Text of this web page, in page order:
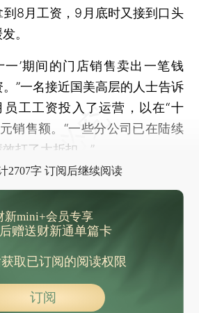
8月工资，9月底时又接到口头
。
一’期间的门店销售卖出一笔钱
”一名接近国美高层的人士告诉
工工资投入了运营，以在“十
销售额。“一些分公司已在陆续
打了大折扣。”
2707字 订阅后继续阅读
新mini+会员专享
赠送财新通单篇卡
取已订阅的阅读权限
订阅